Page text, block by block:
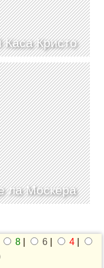
Каса Кристо
ла Москера
8 6 4